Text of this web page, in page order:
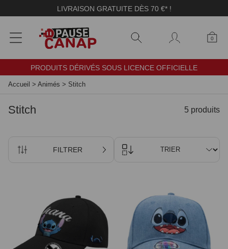
LIVRAISON GRATUITE DÈS 70 €* !
0
PRODUITS DÉRIVÉS SOUS LICENCE OFFICIELLE
Accueil > Animés > Stitch
Stitch 5 produits
FILTRER TRIER
Panneau de gestion des cookies